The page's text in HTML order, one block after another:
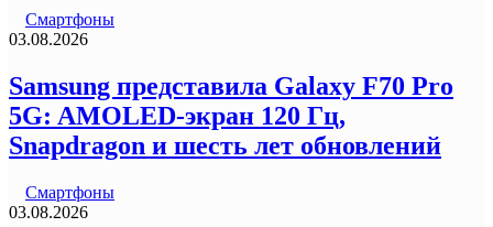
Смартфоны
03.08.2026
Samsung представила Galaxy F70 Pro
5G: AMOLED-экран 120 Гц,
Snapdragon и шесть лет обновлений
Смартфоны
03.08.2026